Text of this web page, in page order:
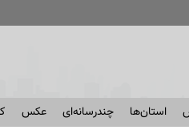
استان‌ها چندرسانه‌ای عکس